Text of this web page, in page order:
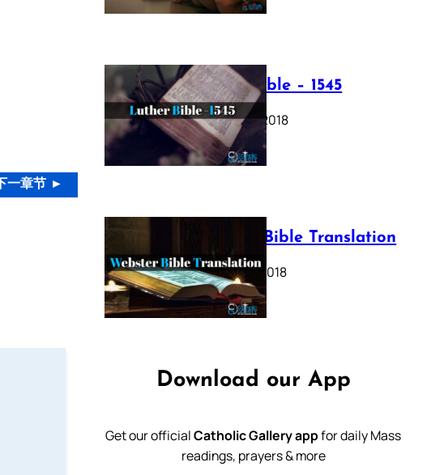
下一章节 ►
Luther Bible – 1545
October 17, 2018
Webster Bible Translation
October 11, 2018
Download our App
Get our officialCatholic Gallery appfor daily Mass
readings, prayers & more